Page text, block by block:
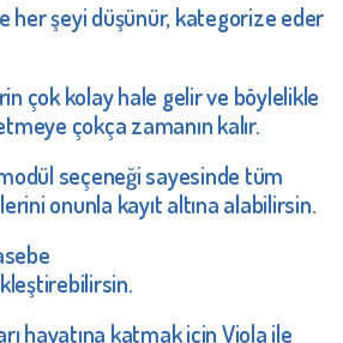
her şeyi düşünür, kategorize eder
çok kolay hale gelir ve böylelikle
çokça zamanın kalır.
seçeneği sayesinde tüm
onunla kayıt altına alabilirsin.
hayatına katmak için Viola ile